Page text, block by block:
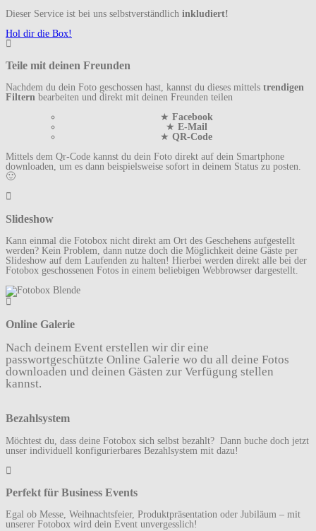
Dieser Service ist bei uns selbstverständlich inkludiert!
Hol dir die Box!
Teile mit deinen Freunden
Nachdem du dein Foto geschossen hast, kannst du dieses mittels trendigen
Filtern bearbeiten und direkt mit deinen Freunden teilen
★ Facebook
★ E-Mail
★ QR-Code
Mittels dem Qr-Code kannst du dein Foto direkt auf dein Smartphone
downloaden, um es dann beispielsweise sofort in deinem Status zu posten.
🙂
Slideshow
Kann einmal die Fotobox nicht direkt am Ort des Geschehens aufgestellt
werden? Kein Problem, dann nutze doch die Möglichkeit deine Gäste per
Slideshow auf dem Laufenden zu halten! Hierbei werden direkt alle bei der
Fotobox geschossenen Fotos in einem beliebigen Webbrowser dargestellt.
Online Galerie
Nach deinem Event erstellen wir dir eine
passwortgeschützte Online Galerie wo du all deine Fotos
downloaden und deinen Gästen zur Verfügung stellen
kannst.
Bezahlsystem
Möchtest du, dass deine Fotobox sich selbst bezahlt? Dann buche doch jetzt
unser individuell konfigurierbares Bezahlsystem mit dazu!
Perfekt für Business Events
Egal ob Messe, Weihnachtsfeier, Produktpräsentation oder Jubiläum – mit
unserer Fotobox wird dein Event unvergesslich!